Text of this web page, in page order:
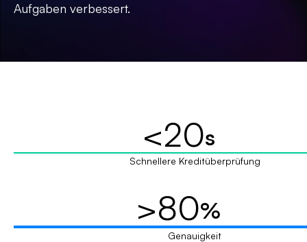
Aufgaben verbessert.
<20s
Schnellere Kreditüberprüfung
>80%
Genauigkeit